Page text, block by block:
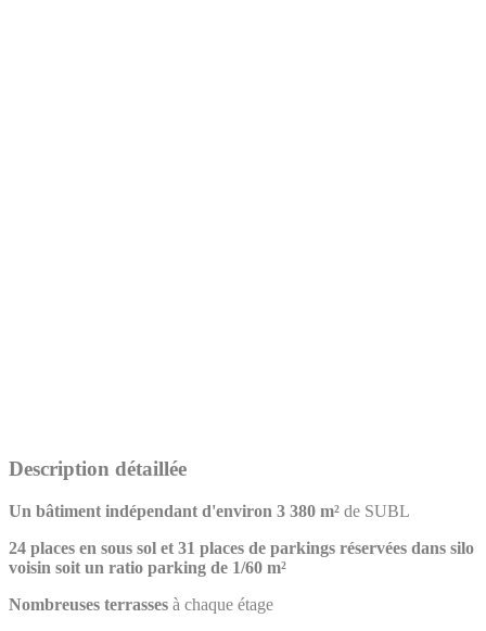
Description détaillée
Un bâtiment indépendant d'environ 3 380 m² de SUBL
24 places en sous sol et 31 places de parkings réservées dans silo
voisin soit un ratio parking de 1/60 m²
Nombreuses terrasses à chaque étage